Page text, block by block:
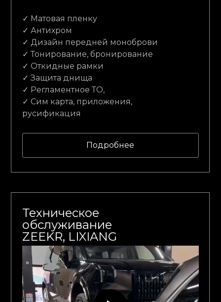
✓ Матовая пленку
✓ Антихром
✓ Дизайн передней моноброви
✓ Тонирование, бронирование
✓ Откидные рамки
✓ Защита днища
✓ Регламентное ТО,
✓ Сим карта, приложения,
русификация
Техническое
обслуживание
ZEEKR, LIXIANG
Подробнее